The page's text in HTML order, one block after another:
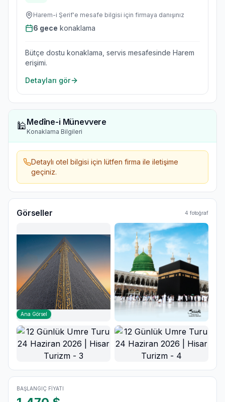
Harem-i Şerif'e mesafe bilgisi için firmaya danışınız
6 gece konaklama
Bütçe dostu konaklama, servis mesafesinde Harem
erişimi.
Detayları gör
🕌Medîne-i Münevvere
Konaklama Bilgileri
Detaylı otel bilgisi için lütfen firma ile iletişime
geçiniz.
Görseller 4 fotoğraf
Ana Görsel
BAŞLANGIÇ FIYATI